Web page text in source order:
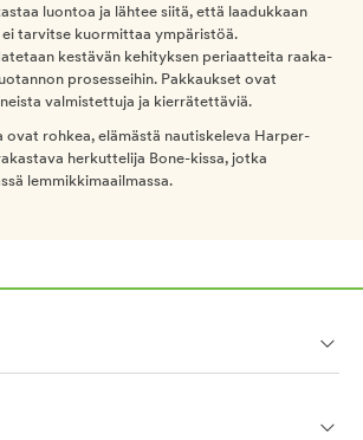
luontoa ja lähtee siitä, että laadukkaan
ei tarvitse kuormittaa ympäristöä.
kestävän kehityksen periaatteita raaka-
prosesseihin. Pakkaukset ovat
valmistettuja ja kierrätettäviä.
ovat rohkea, elämästä nautiskeleva Harper-
herkuttelija Bone-kissa, jotka
lemmikkimaailmassa.